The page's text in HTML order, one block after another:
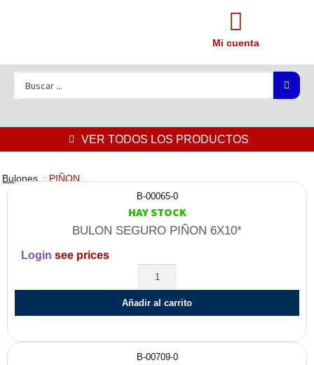
Mi cuenta
VER TODOS LOS PRODUCTOS
Bulones PIÑON
B-00065-0
HAY STOCK
BULON SEGURO PIÑON 6X10*
Login see prices
Añadir al carrito
B-00709-0